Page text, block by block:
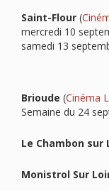
Saint-Flour (
mercredi 10
samedi 13
Brioude (Cinéma
Semaine du 24
Le Chambon sur
Monistrol Sur